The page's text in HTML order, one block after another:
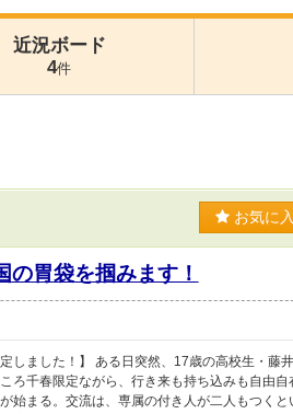
近況ボード
4件
お気に
胃袋を掴みます！
しました！】 ある日突然、17歳の高校生・藤
ろ千春限定ながら、行き来も持ち込みも自由自
始まる。交流は、専属の付き人が二人もつく